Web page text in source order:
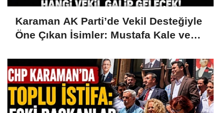
Karaman AK Parti’de Vekil Desteğiyle
Öne Çıkan İsimler: Mustafa Kale ve